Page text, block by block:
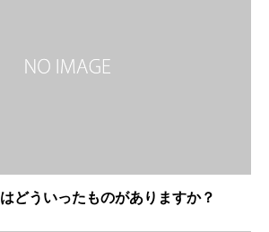
どういったものがありますか？